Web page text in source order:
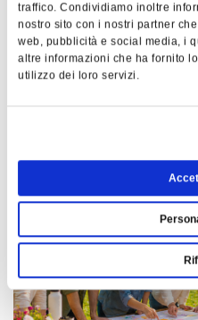
traffico. Condividiamo inoltre
nostro sito con i nostri partner
web, pubblicità e social media, i
altre informazioni che ha fornito
utilizzo dei loro servizi.
PMI ITALIANA - SPY GAME
Dettagli